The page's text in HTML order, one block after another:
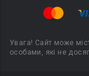
Увага! Сайт може
особами, які не